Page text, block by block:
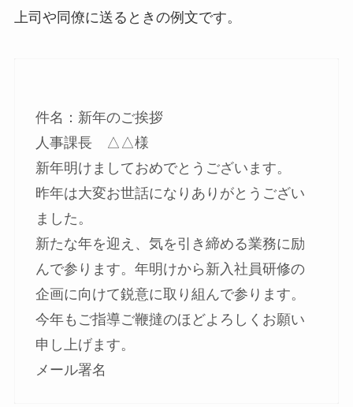
上司や同僚に送るときの例文です。
件名：新年のご挨拶
人事課長 △△様
新年明けましておめでとうございます。
昨年は大変お世話になりありがとうござい
ました。
新たな年を迎え、気を引き締める業務に励
んで参ります。年明けから新入社員研修の
企画に向けて鋭意に取り組んで参ります。
今年もご指導ご鞭撻のほどよろしくお願い
申し上げます。
メール署名